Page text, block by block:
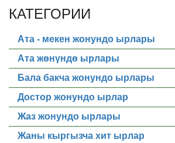
КАТЕГОРИИ
Ата - мекен жонундо ырлары
Ата жөнүндө ырлары
Бала бакча жонундо ырлары
Достор жонундо ырлар
Жаз жонундо ырлары
Жаны кыргызча хит ырлар